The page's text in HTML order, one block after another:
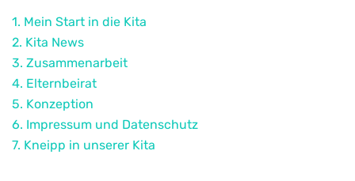
1. Mein Start in die Kita
2. Kita News
3. Zusammenarbeit
4. Elternbeirat
5. Konzeption
6. Impressum und Datenschutz
7. Kneipp in unserer Kita